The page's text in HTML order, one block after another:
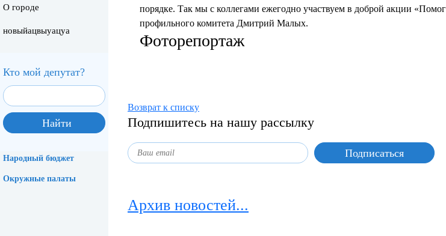
О городе
новыйацвыуацуа
Кто мой депутат?
Народный бюджет
Окружные палаты
порядке. Так мы с коллегами ежегодно участвуем в доброй акции
профильного комитета Дмитрий Малых.
Фоторепортаж
Возврат к списку
Подпишитесь на нашу рассылку
Архив новостей...